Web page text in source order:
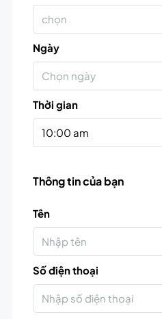
chọn
Ngày
Chọn ngày
Thời gian
10:00 am
Thông tin của bạn
Tên
Số điện thoại